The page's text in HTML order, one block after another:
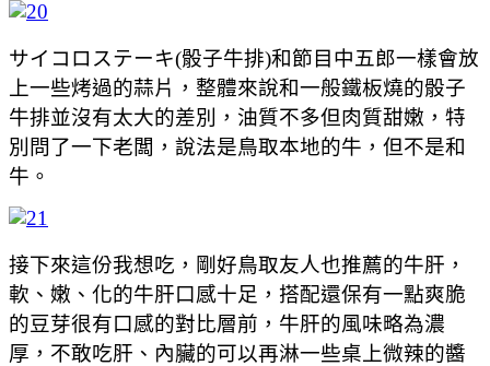
サイコロステーキ(骰子牛排)和節目中五郎一樣會放
上一些烤過的蒜片，整體來說和一般鐵板燒的骰子
牛排並沒有太大的差別，油質不多但肉質甜嫩，特
別問了一下老闆，說法是鳥取本地的牛，但不是和
牛。
接下來這份我想吃，剛好鳥取友人也推薦的牛肝，
軟、嫩、化的牛肝口感十足，搭配還保有一點爽脆
的豆芽很有口感的對比層前，牛肝的風味略為濃
厚，不敢吃肝、內臟的可以再淋一些桌上微辣的醬